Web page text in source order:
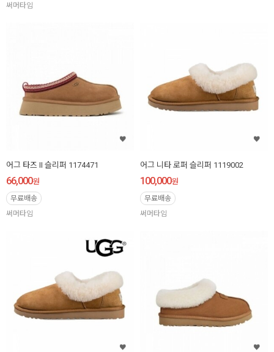
써머타임
어그 타즈 II 슬리퍼 1174471
66,000원
무료배송
써머타임
어그 니타 로퍼 슬리퍼 1119002
100,000원
무료배송
써머타임